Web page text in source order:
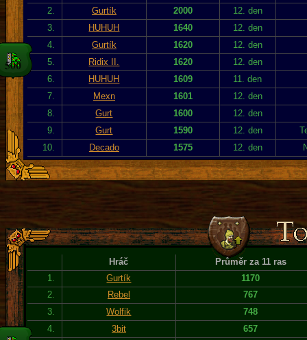
2.
Gurtík 2000
12. den
3.
HUHUH 1640
12. den
4.
Gurtík 1620
12. den
5.
Ridix II. 1620
12. den
6.
HUHUH 1609
11. den
7.
Mexn 1601
12. den
8.
Gurt 1600
12. den
9.
Gurt 1590 12. den
10.
Decado 1575 12. den
Hráč
Průměr za 11 ras
1.
Gurtík
1170
2.
Rebel
767
3.
Wolfik
748
4.
3bit
657